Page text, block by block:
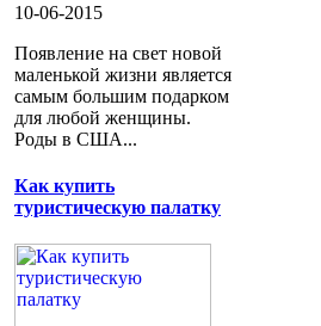
10-06-2015
Появление на свет новой
маленькой жизни является
самым большим подарком
для любой женщины.
Роды в США...
Как купить
туристическую палатку